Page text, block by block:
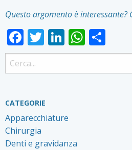
Questo argomento è interessante?
Facebook
Twitter
LinkedIn
CATEGORIE
Apparecchiature
Chirurgia
Denti e gravidanza